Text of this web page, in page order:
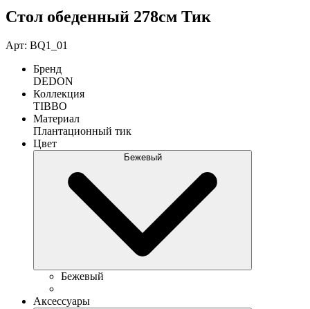
Стол обеденный 278см Тик
Арт: BQ1_01
Бренд
DEDON
Коллекция
TIBBO
Материал
Плантационный тик
Цвет
Бежевый
Бежевый
Аксессуары